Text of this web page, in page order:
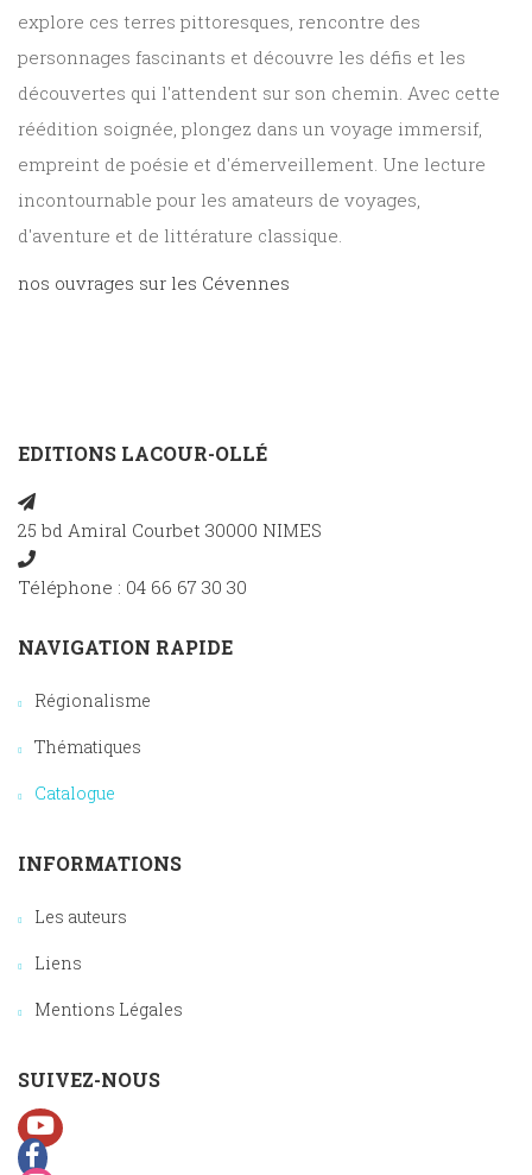
explore ces terres pittoresques, rencontre des
personnages fascinants et découvre les défis et les
découvertes qui l'attendent sur son chemin. Avec cette
réédition soignée, plongez dans un voyage immersif,
empreint de poésie et d'émerveillement. Une lecture
incontournable pour les amateurs de voyages,
d'aventure et de littérature classique.
nos ouvrages sur les Cévennes
EDITIONS LACOUR-OLLÉ
25 bd Amiral Courbet 30000 NIMES
Téléphone : 04 66 67 30 30
NAVIGATION RAPIDE
Régionalisme
Thématiques
Catalogue
INFORMATIONS
Les auteurs
Liens
Mentions Légales
SUIVEZ-NOUS